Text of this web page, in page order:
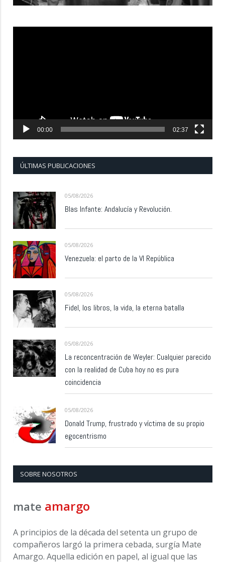
00:00 02:37
ÚLTIMAS PUBLICACIONES
05/08/2026
Blas Infante: Andalucía y Revolución.
05/08/2026
Venezuela: el parto de la VI República
05/08/2026
Fidel, los libros, la vida, la eterna batalla
05/08/2026
La reconcentración de Weyler: Cualquier parecido
con la realidad de Cuba hoy no es pura
coincidencia
05/08/2026
Donald Trump, frustrado y víctima de su propio
egocentrismo
SOBRE NOSOTROS
mate amargo
A principios de la década del setenta un grupo de
compañeros largó la primera cebada, surgía Mate
Amargo. Aquella edición en papel, al igual que las